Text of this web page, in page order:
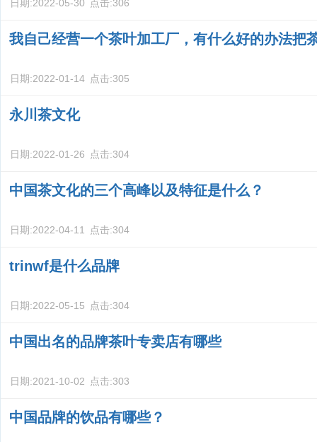
日期:2022-05-30 点击:306
我自己经营一个茶叶加工厂，有什么好的办法把
日期:2022-01-14 点击:305
永川茶文化
日期:2022-01-26 点击:304
中国茶文化的三个高峰以及特征是什么？
日期:2022-04-11 点击:304
trinwf是什么品牌
日期:2022-05-15 点击:304
中国出名的品牌茶叶专卖店有哪些
日期:2021-10-02 点击:303
中国品牌的饮品有哪些？